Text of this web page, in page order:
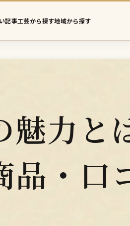
記事工芸から探す地域から探す
魅力と
品・口